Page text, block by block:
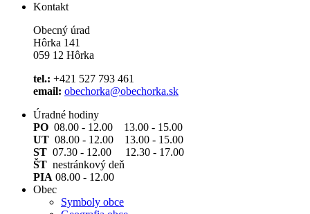
Kontakt
Obecný úrad
Hôrka 141
059 12 Hôrka
tel.: +421 527 793 461
email: obechorka@obechorka.sk
Úradné hodiny
PO 08.00 - 12.00 13.00 - 15.00
UT 08.00 - 12.00 13.00 - 15.00
ST 07.30 - 12.00 12.30 - 17.00
ŠT nestránkový deň
PIA 08.00 - 12.00
Obec
Symboly obce